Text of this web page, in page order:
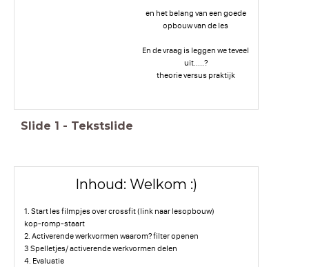
en het belang van een goede
opbouw van de les
En de vraag is leggen we teveel
uit.....?
theorie versus praktijk
Slide 1 - Tekstslide
Inhoud: Welkom :)
1. Start les filmpjes over crossfit (link naar lesopbouw)
kop-romp-staart
2. Activerende werkvormen waarom? filter openen
3 Spelletjes/ activerende werkvormen delen
4. Evaluatie